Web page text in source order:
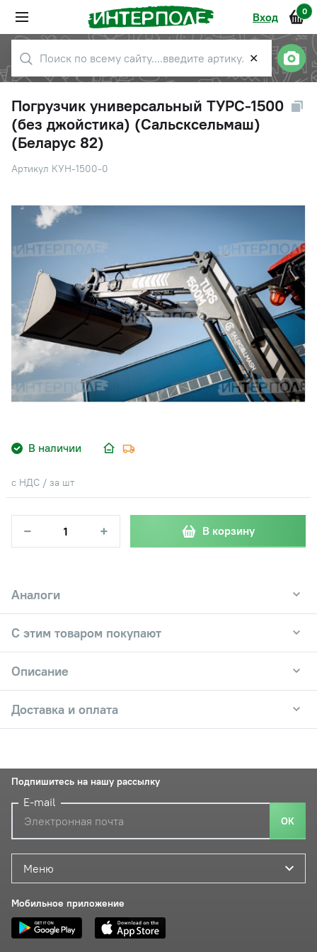
Вход 0
✕
Погрузчик универсальный ТУРС-1500
(без джойстика) (Сальсксельмаш)
(Беларус 82)
Артикул КУН-1500-0
В наличии
с НДС / за шт
− + В корзину
Аналоги
С этим товаром покупают
Описание
Доставка и оплата
Меню
Мобильное приложение
Подпишитесь на нашу рассылку
E-mail
ОК